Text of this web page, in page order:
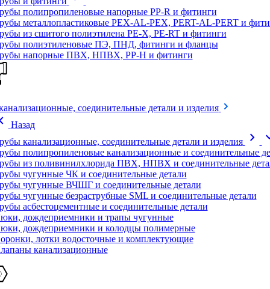
полипропиленовые напорные PP-R и фитинги
металлопластиковые PEX-AL-PEX, PERT-AL-PERT и
из сшитого полиэтилена PE-X, PE-RT и фитинги
полиэтиленовые ПЭ, ПНД, фитинги и фланцы
напорные ПВХ, НПВХ, PP-H и фитинги
соединительные детали и изделия
Назад
канализационные, соединительные детали и изделия
chevron_right
полипропиленовые канализационные и соединительные
из поливинилхлорида ПВХ, НПВХ и соединительные
чугунные ЧК и соединительные детали
чугунные ВЧШГ и соединительные детали
чугунные безраструбные SML и соединительные детали
асбестоцементные и соединительные детали
дождеприемники и трапы чугунные
дождеприемники и колодцы полимерные
лотки водосточные и комплектующие
канализационные